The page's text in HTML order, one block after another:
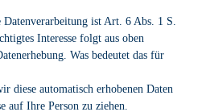
ist Art. 6 Abs. 1 S.
Interesse folgt aus oben
Was bedeutet das für
diese automatisch erhobenen Daten
auf Ihre Person zu ziehen.